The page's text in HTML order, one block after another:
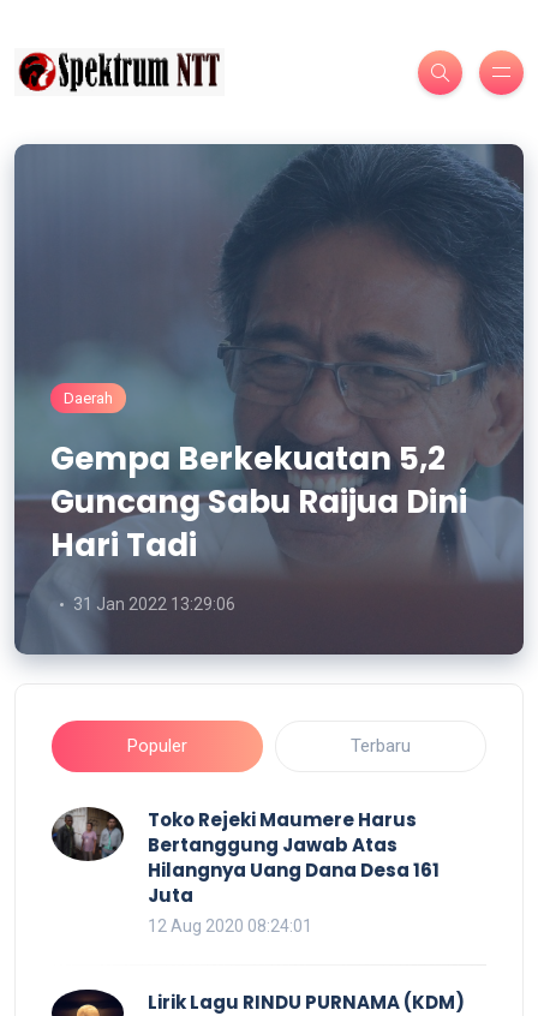
Daerah
Gempa Berkekuatan 5,2
Guncang Sabu Raijua Dini
Hari Tadi
31 Jan 2022 13:29:06
Populer Terbaru
Toko Rejeki Maumere Harus
Bertanggung Jawab Atas
Hilangnya Uang Dana Desa 161
Juta
12 Aug 2020 08:24:01
Lirik Lagu RINDU PURNAMA (KDM)